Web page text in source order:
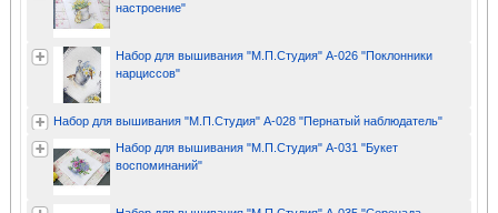
настроение"
Набор для вышивания "М.П.Студия" А-026 "Поклонники
нарциссов"
Набор для вышивания "М.П.Студия" А-028 "Пернатый наблюдатель"
Набор для вышивания "М.П.Студия" А-031 "Букет
воспоминаний"